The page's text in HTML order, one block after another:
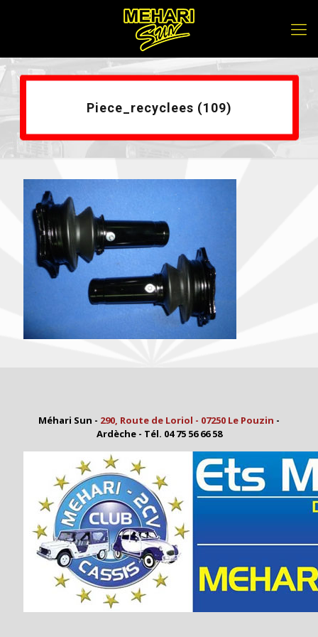
Piece_recyclees (109)
Méhari Sun - 290, Route de Loriol - 07250 Le Pouzin -
Ardèche - Tél. 04 75 56 66 58